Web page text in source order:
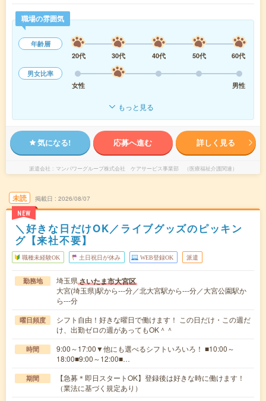
職場の雰囲気
年齢層
20代
30代 40代 50代
60代
男女比率
女性
男性
もっと見る
気になる! 応募へ進む 詳しく見る
派遣会社 マンパワーグループ株式会社 ケアサービス事業部 （医療福祉介護関連）
未読
NEW
掲載日 2026/08/07
＼好きな日だけOK／ライブグッズのピッキン
グ【来社不要】
職種未経験OK 土日祝日が休み WEB登録OK 派遣
勤務地 埼玉県さいたま市大宮区
大宮(埼玉県)駅から---分／北大宮駅から---分／大宮公園駅か
ら---分
曜日頻度
シフト自由！好きな曜日で働けます！ この日だけ・この週だ
け、出勤ゼロの週があってもOK＾＾
時間
9:00～17:00▼他にも選べるシフトいろいろ！ ■10:00～
18:00■9:00～12:00■…
期間
【急募＊即日スタートOK】登録後は好きな時に働けます！
（業法に基づく規定あり）